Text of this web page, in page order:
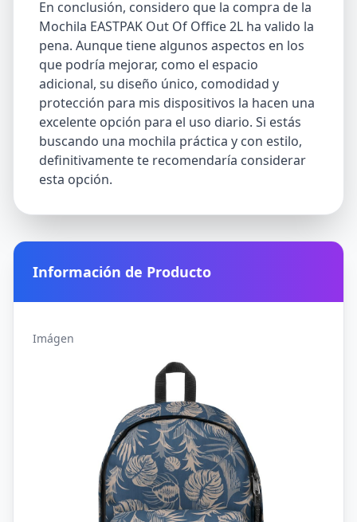
En conclusión, considero que la compra de la
Mochila EASTPAK Out Of Office 2L ha valido la
pena. Aunque tiene algunos aspectos en los
que podría mejorar, como el espacio
adicional, su diseño único, comodidad y
protección para mis dispositivos la hacen una
excelente opción para el uso diario. Si estás
buscando una mochila práctica y con estilo,
definitivamente te recomendaría considerar
esta opción.
Información de Producto
Imágen